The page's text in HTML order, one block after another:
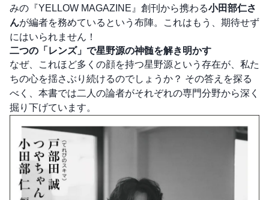
みの『YELLOW MAGAZINE』創刊から携わる小田部仁さ
んが編者を務めているという布陣。これはもう、期待せず
にはいられません！
二つの「レンズ」で星野源の神髄を解き明かす
なぜ、これほど多くの顔を持つ星野源という存在が、私た
ちの心を揺さぶり続けるのでしょうか？ その答えを探る
べく、本書では二人の論者がそれぞれの専門分野から深く
掘り下げています。